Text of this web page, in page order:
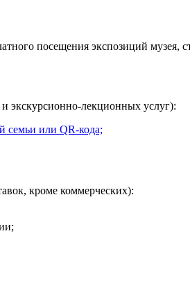
посещения экспозиций музея,
экскурсионно-лекционных услуг):
семьи или QR-кода;
кроме коммерческих):